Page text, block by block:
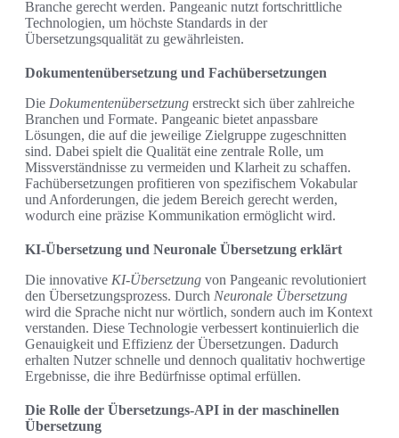
Branche gerecht werden. Pangeanic nutzt fortschrittliche
Technologien, um höchste Standards in der
Übersetzungsqualität zu gewährleisten.
Dokumentenübersetzung und Fachübersetzungen
Die Dokumentenübersetzung erstreckt sich über zahlreiche
Branchen und Formate. Pangeanic bietet anpassbare
Lösungen, die auf die jeweilige Zielgruppe zugeschnitten
sind. Dabei spielt die Qualität eine zentrale Rolle, um
Missverständnisse zu vermeiden und Klarheit zu schaffen.
Fachübersetzungen profitieren von spezifischem Vokabular
und Anforderungen, die jedem Bereich gerecht werden,
wodurch eine präzise Kommunikation ermöglicht wird.
KI-Übersetzung und Neuronale Übersetzung erklärt
Die innovative KI-Übersetzung von Pangeanic revolutioniert
den Übersetzungsprozess. Durch Neuronale Übersetzung
wird die Sprache nicht nur wörtlich, sondern auch im Kontext
verstanden. Diese Technologie verbessert kontinuierlich die
Genauigkeit und Effizienz der Übersetzungen. Dadurch
erhalten Nutzer schnelle und dennoch qualitativ hochwertige
Ergebnisse, die ihre Bedürfnisse optimal erfüllen.
Die Rolle der Übersetzungs-API in der maschinellen
Übersetzung